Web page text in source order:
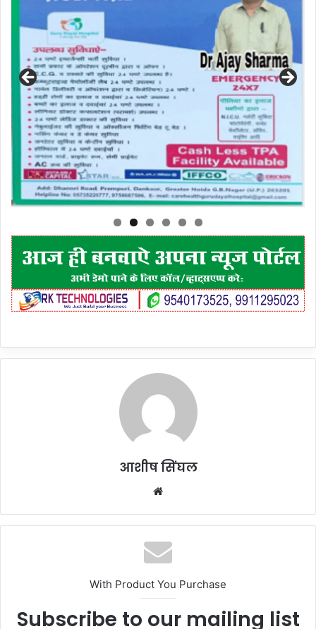
आशीष सिंघल
Website
With Product You Purchase
Subscribe to our mailing list